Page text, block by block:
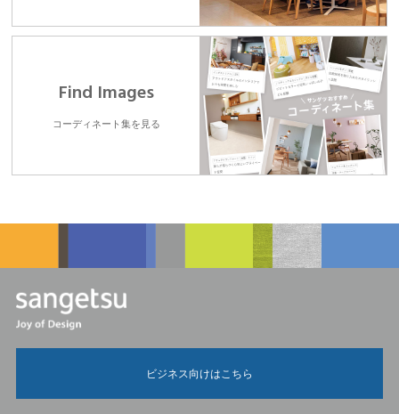
Find Images
コーディネート集を見る
ビジネス向けはこちら